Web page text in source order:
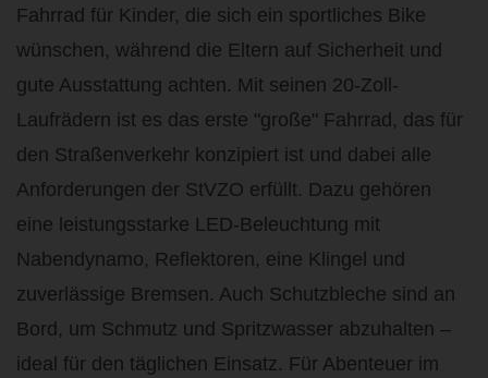
Fahrrad für Kinder, die sich ein sportliches Bike
wünschen, während die Eltern auf Sicherheit und
gute Ausstattung achten. Mit seinen 20-Zoll-
Laufrädern ist es das erste "große" Fahrrad, das für
den Straßenverkehr konzipiert ist und dabei alle
Anforderungen der StVZO erfüllt. Dazu gehören
eine leistungsstarke LED-Beleuchtung mit
Nabendynamo, Reflektoren, eine Klingel und
zuverlässige Bremsen. Auch Schutzbleche sind an
Bord, um Schmutz und Spritzwasser abzuhalten –
ideal für den täglichen Einsatz. Für Abenteuer im